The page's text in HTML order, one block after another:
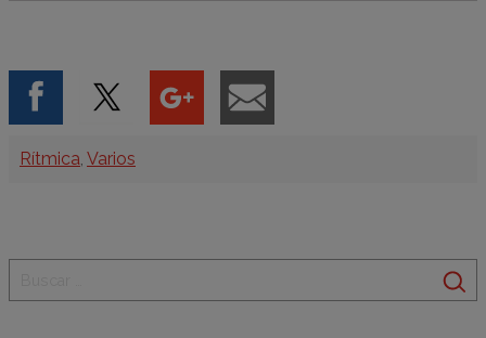
Categorías
Rítmica, Varios